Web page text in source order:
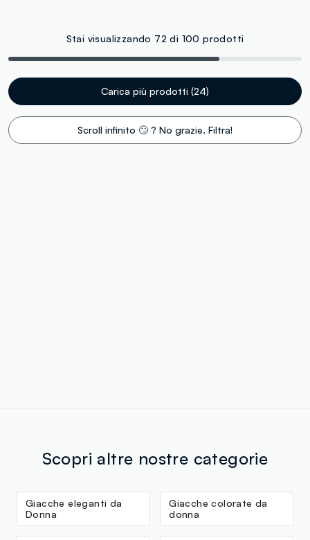
Stai visualizzando 72 di 100 prodotti
Carica più prodotti (24)
Scroll infinito 🙄 ? No grazie. Filtra!
Scopri altre nostre categorie
Giacche eleganti da
Donna
Giacche colorate da
donna